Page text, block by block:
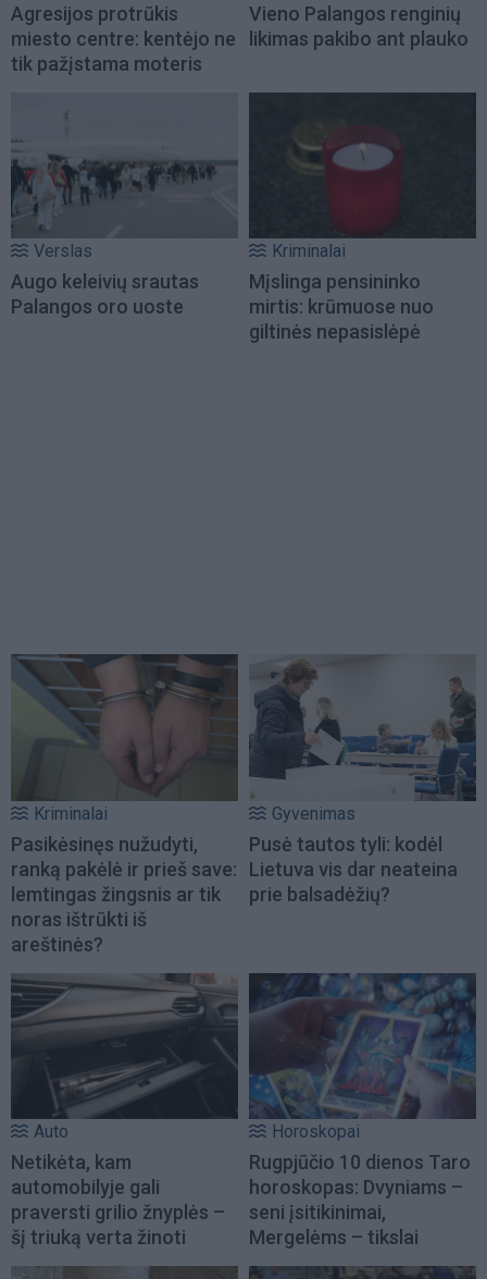
Agresijos protrūkis
miesto centre: kentėjo ne
tik pažįstama moteris
Vieno Palangos renginių
likimas pakibo ant plauko
Verslas
Augo keleivių srautas
Palangos oro uoste
Kriminalai
Mįslinga pensininko
mirtis: krūmuose nuo
giltinės nepasislėpė
Kriminalai
Pasikėsinęs nužudyti,
ranką pakėlė ir prieš save:
lemtingas žingsnis ar tik
noras ištrūkti iš
areštinės?
Gyvenimas
Pusė tautos tyli: kodėl
Lietuva vis dar neateina
prie balsadėžių?
Auto
Netikėta, kam
automobilyje gali
praversti grilio žnyplės –
šį triuką verta žinoti
Horoskopai
Rugpjūčio 10 dienos Taro
horoskopas: Dvyniams –
seni įsitikinimai,
Mergelėms – tikslai